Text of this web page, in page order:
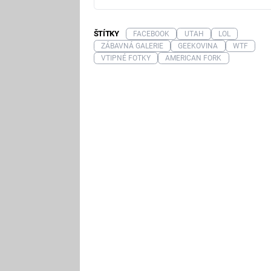
ŠTÍTKY FACEBOOK UTAH
LOL
ZÁBAVNÁ GALERIE
GEEKOVINA
WTF
VTIPNÉ FOTKY
AMERICAN FORK